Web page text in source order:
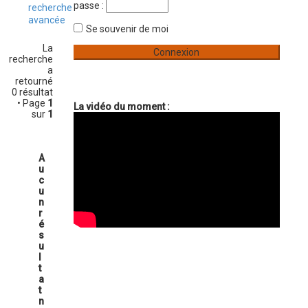
recherche
avancée
La
recherche
a
retourné
0 résultat
• Page 1
sur 1
A
u
c
u
n
r
é
s
u
t
a
t
n
é
e
passe :
Se souvenir de moi
La vidéo du moment :